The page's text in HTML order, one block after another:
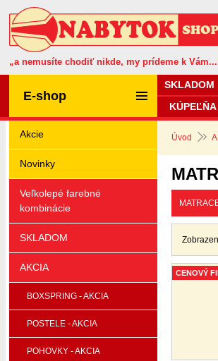
„a nemusíte chodiť nikde, my prídeme k
Úvod
MATRACE
CENOVÝ
Akcie
Novinky
Veľkolepé farebné
kombinácie
SKLADOM
AKCIA
BOXSPRING - AKCIA
POSTELE - AKCIA
POHOVKY - AKCIA
E-shop
SKLADOM
KÚPEĽŇA